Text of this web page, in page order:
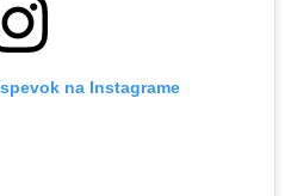
na Instagrame